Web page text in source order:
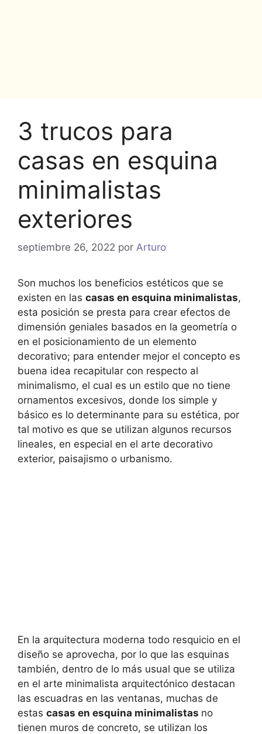
3 trucos para
casas en esquina
minimalistas
exteriores
septiembre 26, 2022 por Arturo
Son muchos los beneficios estéticos que se
existen en las casas en esquina minimalistas,
esta posición se presta para crear efectos de
dimensión geniales basados en la geometría o
en el posicionamiento de un elemento
decorativo; para entender mejor el concepto es
buena idea recapitular con respecto al
minimalismo, el cual es un estilo que no tiene
ornamentos excesivos, donde los simple y
básico es lo determinante para su estética, por
tal motivo es que se utilizan algunos recursos
lineales, en especial en el arte decorativo
exterior, paisajismo o urbanismo.
En la arquitectura moderna todo resquicio en el
diseño se aprovecha, por lo que las esquinas
también, dentro de lo más usual que se utiliza
en el arte minimalista arquitectónico destacan
las escuadras en las ventanas, muchas de
estas casas en esquina minimalistas no
tienen muros de concreto, se utilizan los